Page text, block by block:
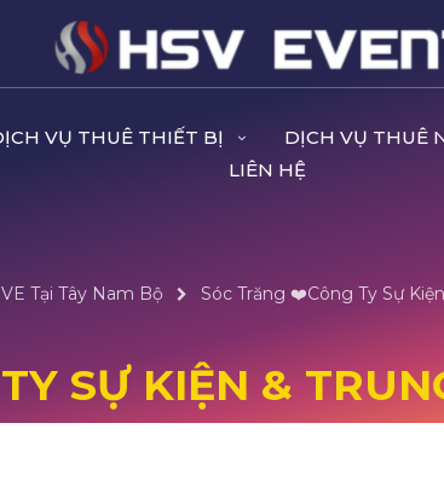
VỤ THUÊ THIẾT BỊ DỊCH VỤ THUÊ
LIÊN HỆ
Tại Tây Nam Bộ Sóc Trăng ❤️️Công Ty Sự
SỰ KIỆN &